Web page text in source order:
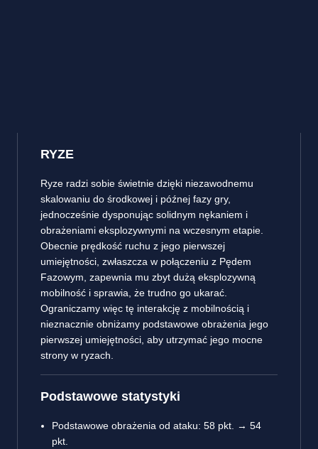
RYZE
Ryze radzi sobie świetnie dzięki niezawodnemu
skalowaniu do środkowej i późnej fazy gry,
jednocześnie dysponując solidnym nękaniem i
obrażeniami eksplozywnymi na wczesnym etapie.
Obecnie prędkość ruchu z jego pierwszej
umiejętności, zwłaszcza w połączeniu z Pędem
Fazowym, zapewnia mu zbyt dużą eksplozywną
mobilność i sprawia, że trudno go ukarać.
Ograniczamy więc tę interakcję z mobilnością i
nieznacznie obniżamy podstawowe obrażenia jego
pierwszej umiejętności, aby utrzymać jego mocne
strony w ryzach.
Podstawowe statystyki
Podstawowe obrażenia od ataku: 58 pkt. → 54
pkt.